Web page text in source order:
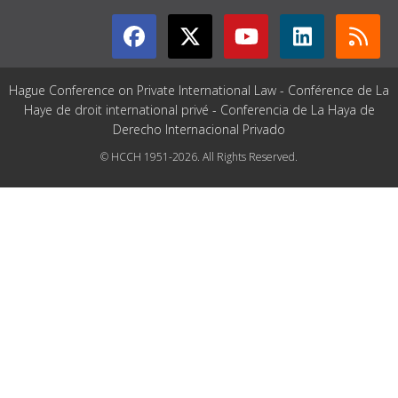
Hague Conference on Private International Law - Conférence de La
Haye de droit international privé - Conferencia de La Haya de
Derecho Internacional Privado
© HCCH 1951-2026. All Rights Reserved.